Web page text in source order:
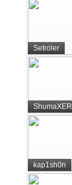
Setroler
ShumaXER
kap1sh0n